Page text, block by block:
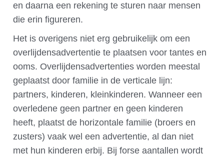
en daarna een rekening te sturen naar mensen
die erin figureren.
Het is overigens niet erg gebruikelijk om een
overlijdensadvertentie te plaatsen voor tantes en
ooms. Overlijdensadvertenties worden meestal
geplaatst door familie in de verticale lijn:
partners, kinderen, kleinkinderen. Wanneer een
overledene geen partner en geen kinderen
heeft, plaatst de horizontale familie (broers en
zusters) vaak wel een advertentie, al dan niet
met hun kinderen erbij. Bij forse aantallen wordt